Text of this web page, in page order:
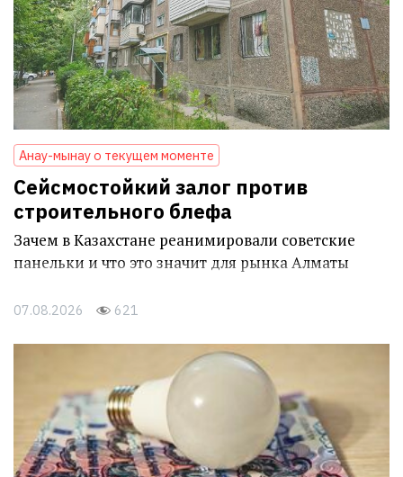
Анау-мынау о текущем моменте
Сейсмостойкий залог против
строительного блефа
Зачем в Казахстане реанимировали советские
панельки и что это значит для рынка Алматы
07.08.2026 621